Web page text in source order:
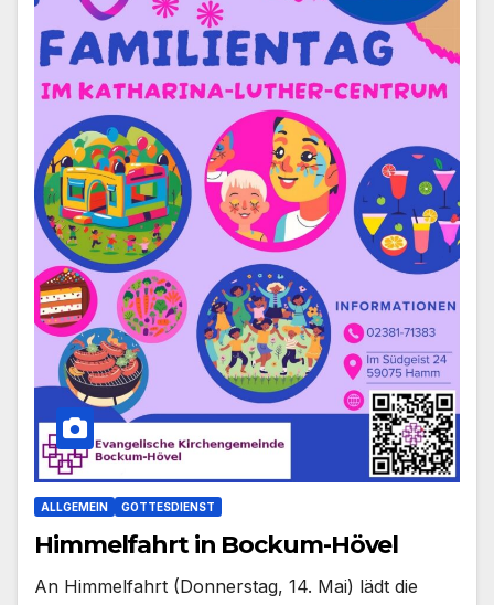
ALLGEMEIN GOTTESDIENST
Himmelfahrt in Bockum-Hövel
An Him­mel­fahrt (Don­ners­tag, 14. Mai) lädt die